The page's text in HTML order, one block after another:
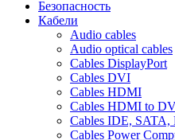
Безопасность
Кабели
Audio cables
Audio optical cables
Cables DisplayPort
Cables DVI
Cables HDMI
Cables HDMI to
Cables IDE, SATA,
Cables Power